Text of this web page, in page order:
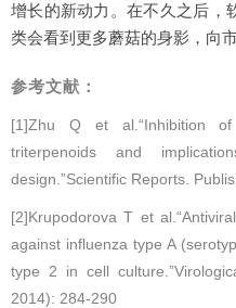
增长的新动力。在不久之后，
类会看到更多蘑菇的身影，向
参考文献：
[1]Zhu Q et al.“Inhibition of
triterpenoids and
design.”Scientific Reports.
[2]Krupodorova T et
against influenza type A
type 2 in cell
2014): 284-290